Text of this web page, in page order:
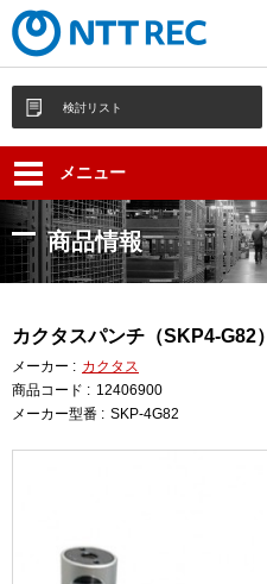
検討リスト
メニュー
商品情報
カクタスパンチ（SKP4-G82）
メーカー : カクタス
商品コード : 12406900
メーカー型番 : SKP-4G82